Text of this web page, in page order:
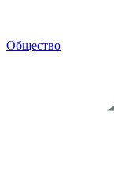
Общество